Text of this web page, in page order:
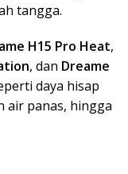
tangga.
H15 Pro Heat,
, dan Dreame
daya hisap
air panas, hingga